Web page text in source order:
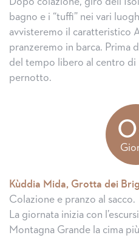
bagno e i “tuffi” nei vari
avvisteremo il caratteristico
pranzeremo in barca. Prima
del tempo libero al centro di
pernotto.
Kùddia Mida, Grotta dei
Colazione e pranzo al sacco.
La giornata inizia con
Montagna Grande la cima